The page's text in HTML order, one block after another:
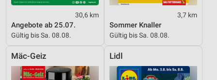
30,6 km
Angebote ab 25.07.
Gültig bis Sa. 08.08.
3,7 km
Sommer Knaller
Gültig bis Sa. 08.08.
Mäc-Geiz Lidl